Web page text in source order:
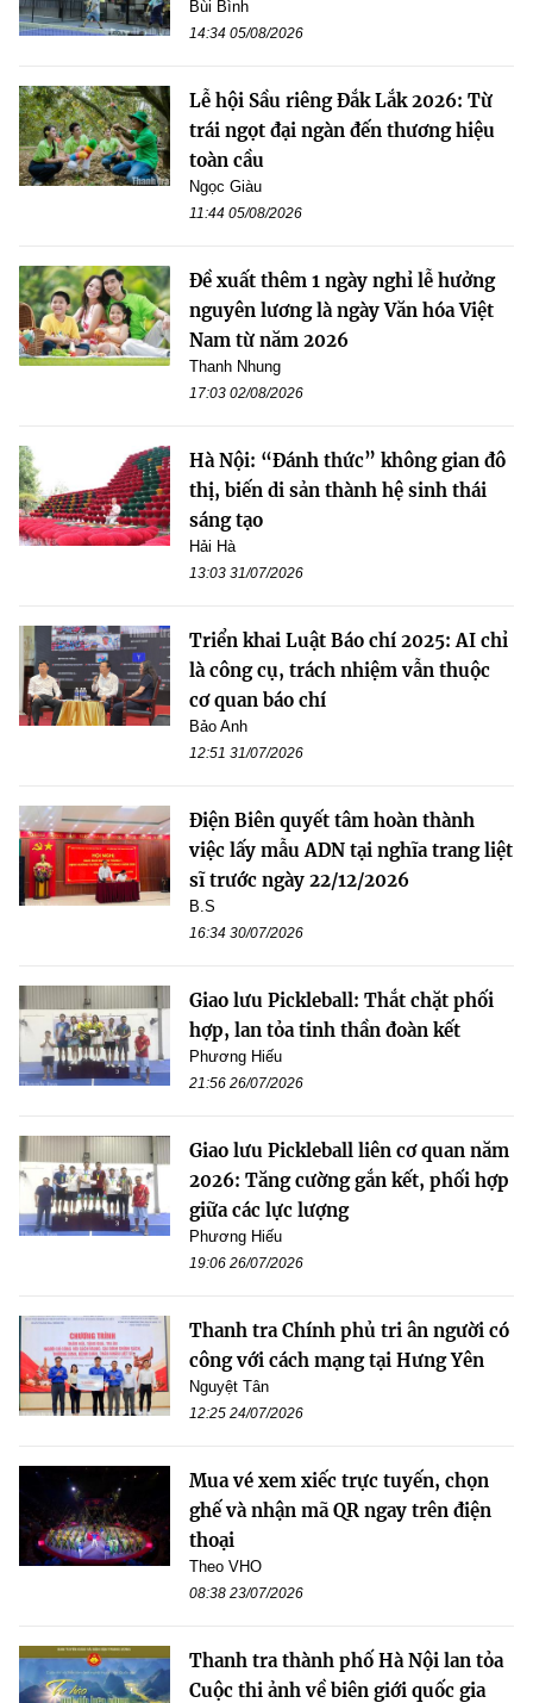
Bùi Bình
14:34 05/08/2026
Lễ hội Sầu riêng Đắk Lắk 2026: Từ
trái ngọt đại ngàn đến thương hiệu
toàn cầu
Ngọc Giàu
11:44 05/08/2026
Đề xuất thêm 1 ngày nghỉ lễ hưởng
nguyên lương là ngày Văn hóa Việt
Nam từ năm 2026
Thanh Nhung
17:03 02/08/2026
Hà Nội: “Đánh thức” không gian đô
thị, biến di sản thành hệ sinh thái
sáng tạo
Hải Hà
13:03 31/07/2026
Triển khai Luật Báo chí 2025: AI chỉ
là công cụ, trách nhiệm vẫn thuộc
cơ quan báo chí
Bảo Anh
12:51 31/07/2026
Điện Biên quyết tâm hoàn thành
việc lấy mẫu ADN tại nghĩa trang liệt
sĩ trước ngày 22/12/2026
B.S
16:34 30/07/2026
Giao lưu Pickleball: Thắt chặt phối
hợp, lan tỏa tinh thần đoàn kết
Phương Hiếu
21:56 26/07/2026
Giao lưu Pickleball liên cơ quan năm
2026: Tăng cường gắn kết, phối hợp
giữa các lực lượng
Phương Hiếu
19:06 26/07/2026
Thanh tra Chính phủ tri ân người có
công với cách mạng tại Hưng Yên
Nguyệt Tân
12:25 24/07/2026
Mua vé xem xiếc trực tuyến, chọn
ghế và nhận mã QR ngay trên điện
thoại
Theo VHO
08:38 23/07/2026
Thanh tra thành phố Hà Nội lan tỏa
Cuộc thi ảnh về biên giới quốc gia